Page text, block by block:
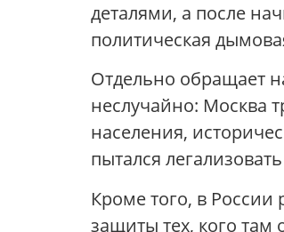
деталями, а после
политическая
Отдельно обращает
неслучайно: Москва
населения,
пытался
Кроме того, в
защиты тех, кого там